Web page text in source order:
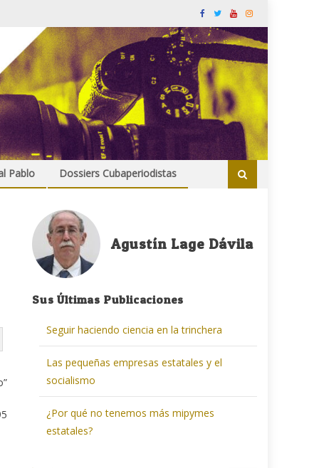
Pablo Dossiers Cubaperiodistas
Agustín Lage Dávila
Sus Últimas Publicaciones
Seguir haciendo ciencia en la trinchera
Las pequeñas empresas estatales y el
socialismo
¿Por qué no tenemos más mipymes
estatales?